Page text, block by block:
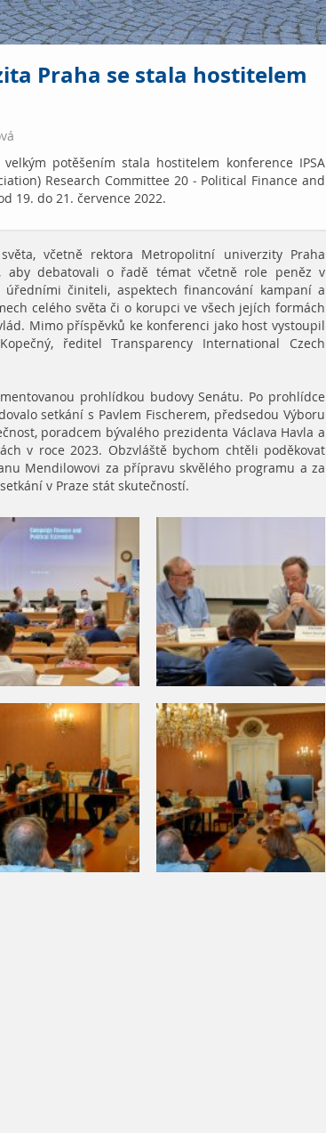
Praha se stala hostitelem
potěšením stala hostitelem konference IPSA
Research Committee 20 - Political Finance and
19. do 21. července 2022.
včetně rektora Metropolitní univerzity Praha
aby debatovali o řadě témat včetně role peněz v
činiteli, aspektech financování kampaní a
celého světa či o korupci ve všech jejích formách
Mimo příspěvků ke konferenci jako host vystoupil
ředitel Transparency International Czech
prohlídkou budovy Senátu. Po prohlídce
setkání s Pavlem Fischerem, předsedou Výboru
poradcem bývalého prezidenta Václava Havla a
v roce 2023. Obzvláště bychom chtěli poděkovat
Mendilowovi za přípravu skvělého programu a za
v Praze stát skutečností.